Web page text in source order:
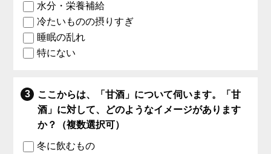
水分・栄養補給
冷たいものの摂りすぎ
睡眠の乱れ
特にない
ここからは、「甘酒」について伺います。「甘
酒」に対して、どのようなイメージがあります
か？（複数選択可）
冬に飲むもの